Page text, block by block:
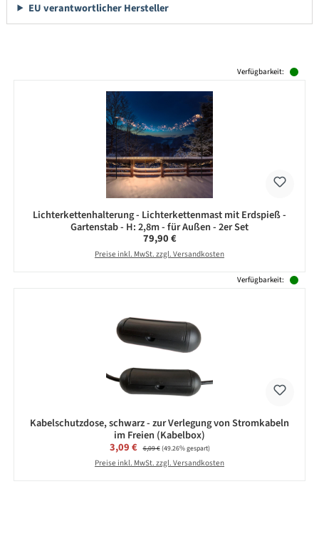
EU verantwortlicher Hersteller
Verfügbarkeit:
Lichterkettenhalterung - Lichterkettenmast mit Erdspieß -
Gartenstab - H: 2,8m - für Außen - 2er Set
Regulärer Preis:
79,90 €
Preise inkl. MwSt. zzgl. Versandkosten
Verfügbarkeit:
Kabelschutzdose, schwarz - zur Verlegung von Stromkabeln
im Freien (Kabelbox)
Verkaufspreis:
3,09 € Regulärer Preis:
6,09 €(49.26% gespart)
Preise inkl. MwSt. zzgl. Versandkosten